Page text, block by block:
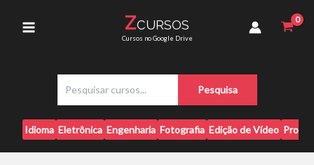
Menu
ZCURSOS
Cursos no Google Drive
s
q
u
i
Pesquisa
Idioma Eletrônica Engenharia Fotografia Edição de Vídeo